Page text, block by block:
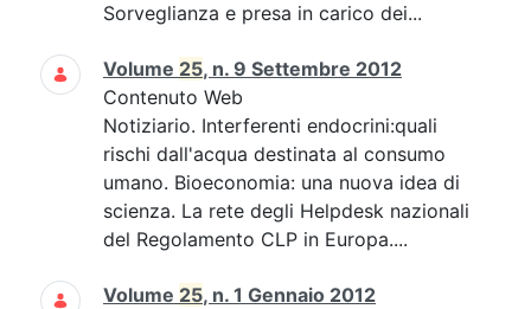
Sorveglianza e presa in carico dei...
Volume 25, n. 9 Settembre 2012
Contenuto Web
Notiziario. Interferenti endocrini:quali
rischi dall'acqua destinata al consumo
umano. Bioeconomia: una nuova idea di
scienza. La rete degli Helpdesk nazionali
del Regolamento CLP in Europa....
Volume 25, n. 1 Gennaio 2012